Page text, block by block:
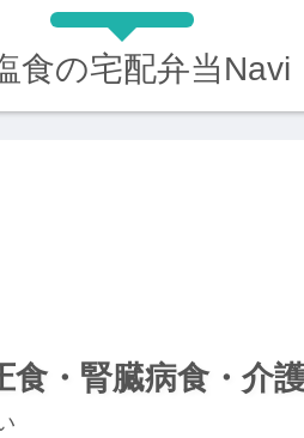
食の宅配弁当Navi
食・腎臓病食・介